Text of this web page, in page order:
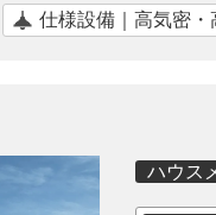
仕様設備｜高気密・
ハウス